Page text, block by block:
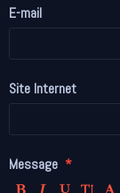
E-mail
Site Internet
Message